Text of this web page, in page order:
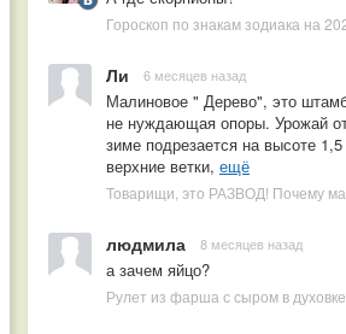
Гороскоп по знакам зодиака на
Ли 6 месяцев назад
Малиновое " Дерево", это
не нуждающая опоры. Урожай
зиме подрезается на высоте
верхние ветки, ещё
людмила 8 месяцев назад
а зачем яйцо?
Рулет из фарша с сыром в духовке